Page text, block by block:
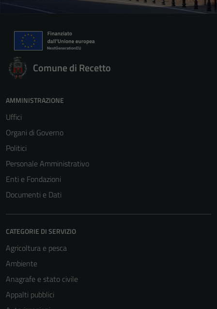
Comune di Recetto
AMMINISTRAZIONE
Uffici
Organi di Governo
Politici
Personale Amministrativo
Enti e Fondazioni
Documenti e Dati
CATEGORIE DI SERVIZIO
Agricoltura e pesca
Ambiente
Anagrafe e stato civile
Appalti pubblici